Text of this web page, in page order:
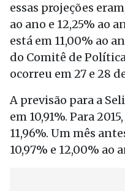
essas projeções
ao ano e 12,25% ao
está em 11,00% ao
do Comitê de
ocorreu em 27 e 28
A previsão para a
em 10,91%. Para
11,96%. Um mês
10,97% e 12,00% ao